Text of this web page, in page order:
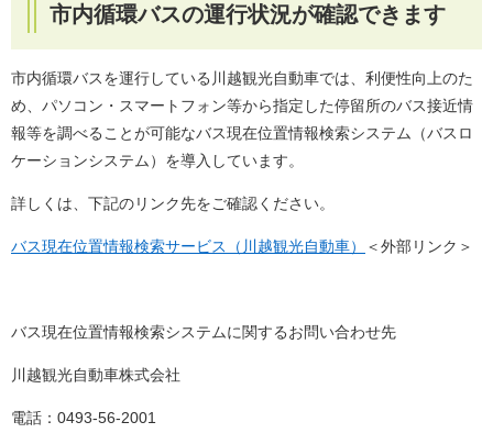
市内循環バスの運行状況が確認できます
市内循環バスを運行している川越観光自動車では、利便性向上のた
め、パソコン・スマートフォン等から指定した停留所のバス接近情
報等を調べることが可能なバス現在位置情報検索システム（バスロ
ケーションシステム）を導入しています。
詳しくは、下記のリンク先をご確認ください。
バス現在位置情報検索サービス（川越観光自動車） ＜外部リンク＞
バス現在位置情報検索システムに関するお問い合わせ先
川越観光自動車株式会社
電話：0493-56-2001